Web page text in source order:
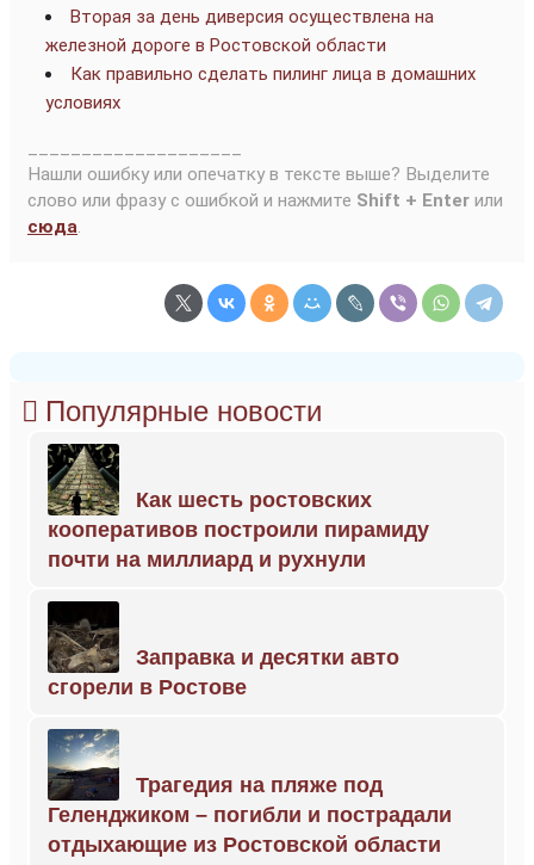
Вторая за день диверсия осуществлена на
железной дороге в Ростовской области
Как правильно сделать пилинг лица в домашних
условиях
Нашли ошибку или опечатку в тексте выше? Выделите
слово или фразу с ошибкой и нажмите Shift + Enter или
сюда.
Популярные новости
Как шесть ростовских
кооперативов построили пирамиду
почти на миллиард и рухнули
Заправка и десятки авто
сгорели в Ростове
Трагедия на пляже под
Геленджиком – погибли и пострадали
отдыхающие из Ростовской области